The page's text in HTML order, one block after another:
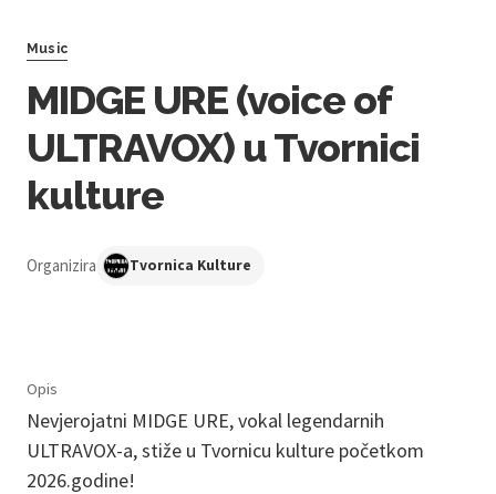
Music
MIDGE URE (voice of
ULTRAVOX) u Tvornici
kulture
Organizira Tvornica Kulture
Opis
Nevjerojatni MIDGE URE, vokal legendarnih
ULTRAVOX-a, stiže u Tvornicu kulture početkom
2026.godine!